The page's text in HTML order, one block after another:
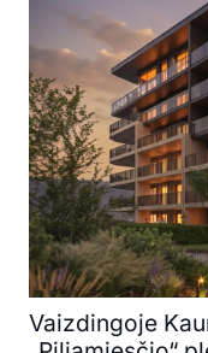
Vaizdingoje